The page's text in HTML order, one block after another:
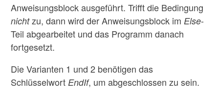
Anweisungsblock ausgeführt. Trifft die Bedingung
nichtzu, dann wird der Anweisungsblock im Else-
Teil abgearbeitet und das Programm danach
fortgesetzt.
Die Varianten 1 und 2 benötigen das
Schlüsselwort EndIf, um abgeschlossen zu sein.